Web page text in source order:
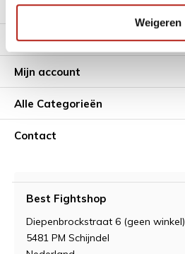
Weigeren
Meer informatie
Klantenservice
Mijn account
Alle Categorieën
Contact
Best Fightshop
Diepenbrockstraat 6 (geen winkel)
5481 PM Schijndel